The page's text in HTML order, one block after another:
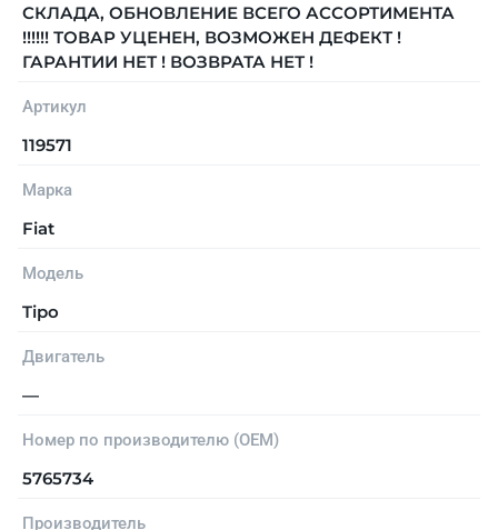
СКЛАДА, ОБНОВЛЕНИЕ ВСЕГО АССОРТИМЕНТА
!!!!!! ТОВАР УЦЕНЕН, ВОЗМОЖЕН ДЕФЕКТ !
ГАРАНТИИ НЕТ ! ВОЗВРАТА НЕТ !
Артикул
119571
Марка
Fiat
Модель
Tipo
Двигатель
—
Номер по производителю (OEM)
5765734
Производитель